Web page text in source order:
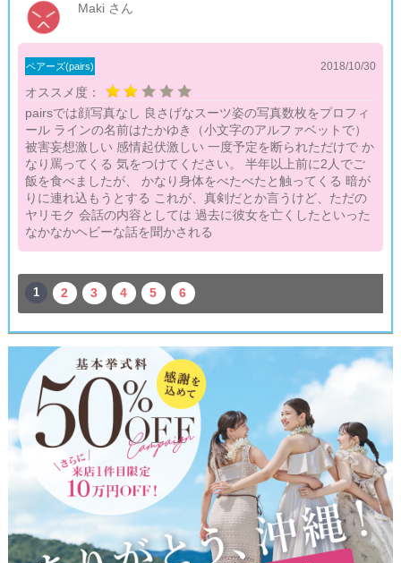
Maki さん
ペアーズ(pairs)
オススメ度：
2018/10/30
pairsでは顔写真なし 良さげなスーツ姿の写真数枚をプロフィ
ール ラインの名前はたかゆき（小文字のアルファベットで）
被害妄想激しい 感情起伏激しい 一度予定を断られただけで か
なり罵ってくる 気をつけてください。 半年以上前に2人でご
飯を食べましたが、 かなり身体をべたべたと触ってくる 暗が
りに連れ込もうとする これが、真剣だとか言うけど、ただの
ヤリモク 会話の内容としては 過去に彼女を亡くしたといった
なかなかヘビーな話を聞かされる
1 2 3 4 5 6